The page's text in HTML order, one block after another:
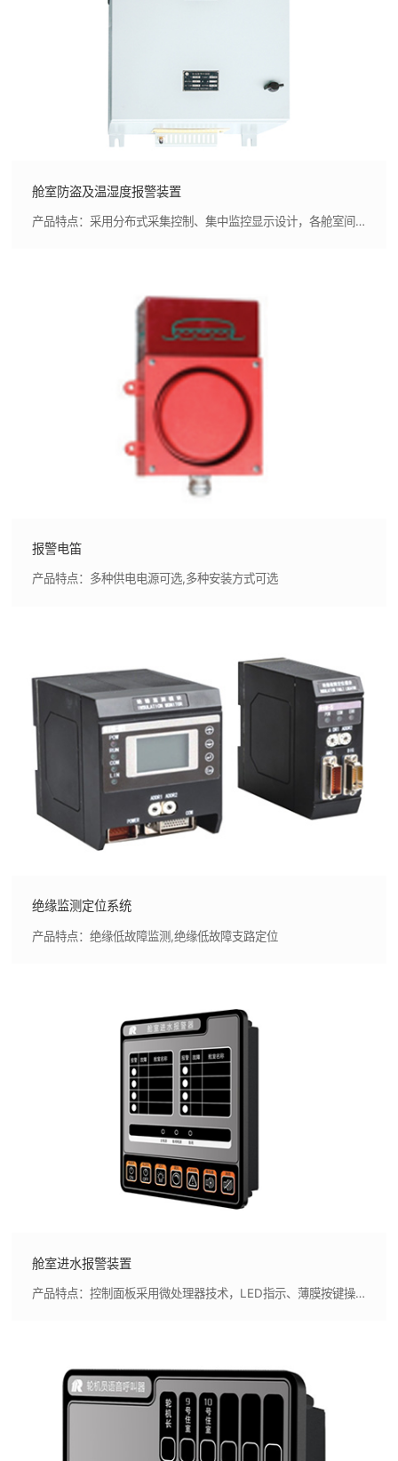
舱室防盗及温湿度报警装置
产品特点：采用分布式采集控制、集中监控显示设计，各舱室间防盗探测、温湿度监测、控制及密码设置互相独立，装置可靠性高,采用标准化、模块化设计，可根据实际需求，灵活组合实现多舱室的防盗探测及温湿度监测，同时设备间采用CAN总线通讯，可减少系统内电缆敷设
报警电笛
产品特点：多种供电电源可选,多种安装方式可选
绝缘监测定位系统
产品特点：绝缘低故障监测,绝缘低故障支路定位
舱室进水报警装置
产品特点：控制面板采用微处理器技术，LED指示、薄膜按键操作，外形美观，指示清晰,采用先进的二线制接近式液位传感器，与浮球液位传感器相比，不会因介质存在油污或垃圾而产生卡死现象